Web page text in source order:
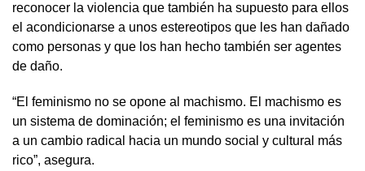
reconocer la violencia que también ha supuesto para ellos
el acondicionarse a unos estereotipos que les han dañado
como personas y que los han hecho también ser agentes
de daño.
“El feminismo no se opone al machismo. El machismo es
un sistema de dominación; el feminismo es una invitación
a un cambio radical hacia un mundo social y cultural más
rico”, asegura.